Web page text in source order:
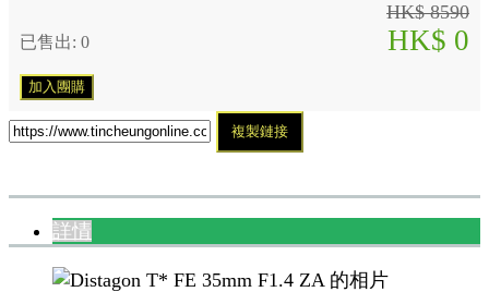
HK$ 8590
已售出: 0 HK$ 0
加入團購
複製鏈接
詳情